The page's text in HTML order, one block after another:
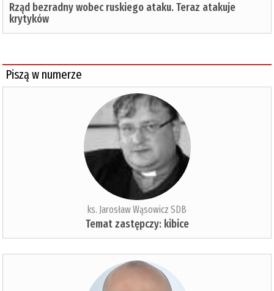
Rząd bezradny wobec ruskiego ataku. Teraz atakuje
krytyków
Piszą w numerze
ks. Jarosław Wąsowicz SDB
Temat zastępczy: kibice